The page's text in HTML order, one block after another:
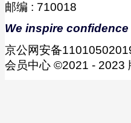
邮编 : 710018
We inspire
京公网安备
会员中心 ©2021 - 2023